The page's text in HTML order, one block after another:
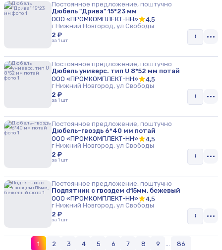
Постоянное предложение, поштучно
Дюбель "Дрива" 15*23 мм
ООО «ПРОМКОМПЛЕКТ-НН»
4,5
г Нижний Новгород, ул Свободы
2 ₽
за 1 шт
Постоянное предложение, поштучно
Дюбель универс. тип U 8*52 мм потай
ООО «ПРОМКОМПЛЕКТ-НН»
4,5
г Нижний Новгород, ул Свободы
2 ₽
за 1 шт
Постоянное предложение, поштучно
Дюбель-гвоздь 6*40 мм потай
ООО «ПРОМКОМПЛЕКТ-НН»
4,5
г Нижний Новгород, ул Свободы
2 ₽
за 1 шт
Постоянное предложение, поштучно
Подпятник с гвоздем d15мм, бежевый
ООО «ПРОМКОМПЛЕКТ-НН»
4,5
г Нижний Новгород, ул Свободы
2 ₽
за 1 шт
1 2 3 4 5 6 7 8 9 86